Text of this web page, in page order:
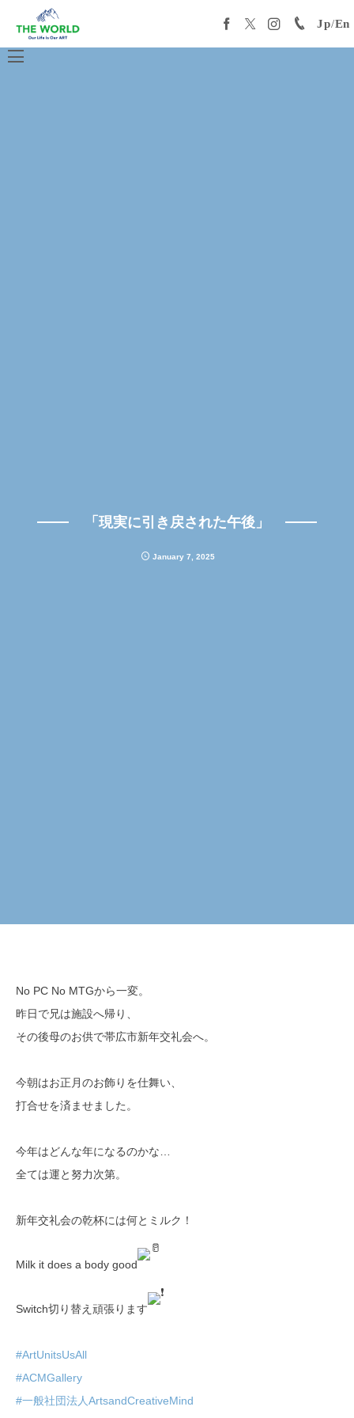
Jp/En
「現実に引き戻された午後」
January 7 2025
No PC No MTGから一変。
昨日で兄は施設へ帰り、
その後母のお供で帯広市新年交礼会へ。
今朝はお正月のお飾りを仕舞い、
打合せを済ませました。
今年はどんな年になるのかな…
全ては運と努力次第。
新年交礼会の乾杯には何とミルク！
Milk it does a body good
Switch切り替え頑張ります
#ArtUnitsUsAll
#ACMGallery
#一般社団法人ArtsandCreativeMind